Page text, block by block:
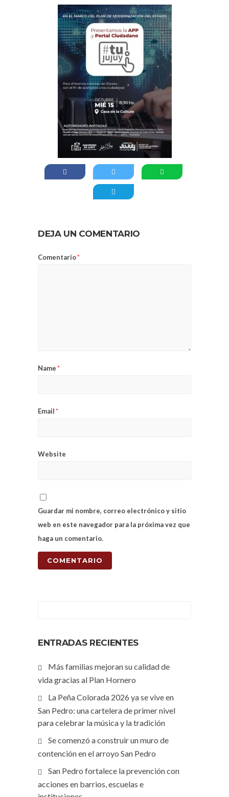
DEJA UN COMENTARIO
Comentario*
Name*
Email*
Website
Guardar mi nombre, correo electrónico y sitio
web en este navegador para la próxima vez que
haga un comentario.
ENTRADAS RECIENTES
Más familias mejoran su calidad de
vida gracias al Plan Hornero
La Peña Colorada 2026 ya se vive en
San Pedro: una cartelera de primer nivel
para celebrar la música y la tradición
Se comenzó a construir un muro de
contención en el arroyo San Pedro
San Pedro fortalece la prevención con
acciones en barrios, escuelas e